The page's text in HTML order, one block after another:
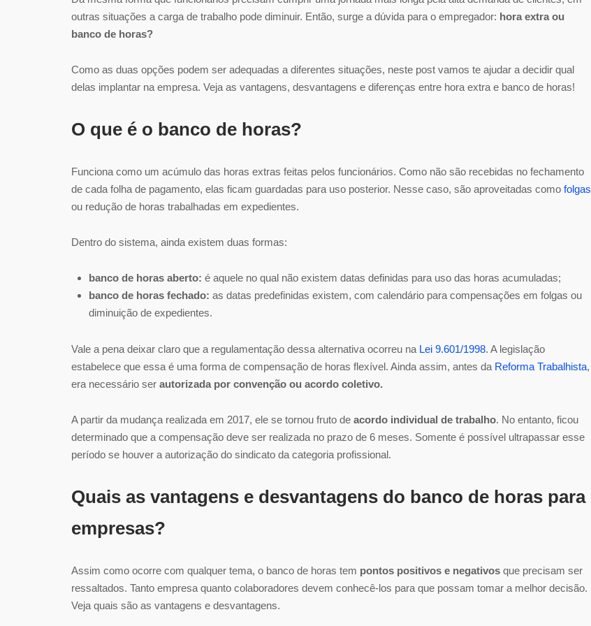
outras situações a carga de trabalho pode diminuir. Então, surge a dúvida para o empregador: hora extra ou
banco de horas?
Como as duas opções podem ser adequadas a diferentes situações, neste post vamos te ajudar a decidir qual
delas implantar na empresa. Veja as vantagens, desvantagens e diferenças entre hora extra e banco de horas!
O que é o banco de horas?
Funciona como um acúmulo das horas extras feitas pelos funcionários. Como não são recebidas no fechamento
de cada folha de pagamento, elas ficam guardadas para uso posterior. Nesse caso, são aproveitadas como folgas
ou redução de horas trabalhadas em expedientes.
Dentro do sistema, ainda existem duas formas:
banco de horas aberto: é aquele no qual não existem datas definidas para uso das horas acumuladas;
banco de horas fechado: as datas predefinidas existem, com calendário para compensações em folgas ou
diminuição de expedientes.
Vale a pena deixar claro que a regulamentação dessa alternativa ocorreu na Lei 9.601/1998. A legislação
estabelece que essa é uma forma de compensação de horas flexível. Ainda assim, antes da Reforma Trabalhista,
era necessário ser autorizada por convenção ou acordo coletivo.
A partir da mudança realizada em 2017, ele se tornou fruto de acordo individual de trabalho. No entanto, ficou
determinado que a compensação deve ser realizada no prazo de 6 meses. Somente é possível ultrapassar esse
período se houver a autorização do sindicato da categoria profissional.
Quais as vantagens e desvantagens do banco de horas para
empresas?
Assim como ocorre com qualquer tema, o banco de horas tem pontos positivos e negativos que precisam ser
ressaltados. Tanto empresa quanto colaboradores devem conhecê-los para que possam tomar a melhor decisão.
Veja quais são as vantagens e desvantagens.